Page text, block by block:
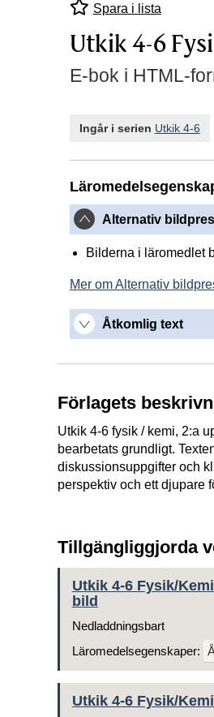
Spara i lista
Utkik 4-6
E-bok i HTML-
Ingår i serien Utkik 4-6
Alternativ
Bilderna i läromedlet
Mer om Alternativ
Åtkomlig text
Förlagets
Utkik 4-6 fysik / kemi, 2:a
bearbetats grundligt.
diskussionsuppgifter och
perspektiv och ett djupare
Tillgängliggjorda
Utkik 4-6 Fysik/
bild
Nedladdningsbart
Läromedelsegenskaper:
Utkik 4-6 Fysik/